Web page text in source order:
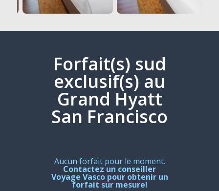
Forfait(s) sud
exclusif(s) au
Grand Hyatt
San Francisco
Aucun forfait pour le moment.
Contactez un conseiller
Voyage Vasco pour obtenir un
forfait sur mesure!